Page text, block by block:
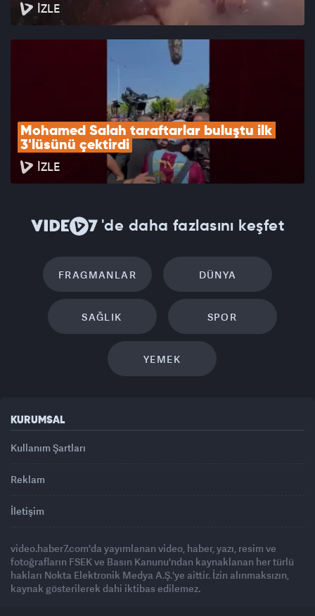
İZLE
Mohamed Salah taraftarlar buluştu ilk
3'lüsünü çektirdi
İZLE
'de daha fazlasını keşfet
FRAGMANLAR DÜNYA
SAĞLIK SPOR
YEMEK
KURUMSAL
Kullanım Şartları
Reklam
İletişim
video.haber7.com'da yayımlanan video, haber, yazı, resim ve
fotoğrafların FSEK ve Basın Kanunu'ndan kaynaklanan her türlü
hakları Nokta Elektronik Medya A.Ş.'ye aittir. İzin alınmaksızın,
kaynak gösterilerek dahi iktibas edilemez.